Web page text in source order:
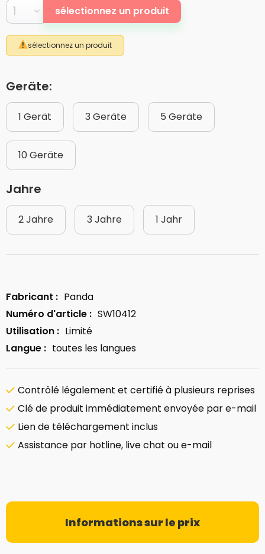
sélectionnez un produit
sélectionnez un produit
Geräte:
1 Gerät 3 Geräte 5 Geräte
10 Geräte
Jahre
2 Jahre 3 Jahre 1 Jahr
Fabricant : Panda
Numéro d'article : SW10412
Utilisation : Limité
Langue : toutes les langues
Contrôlé légalement et certifié à plusieurs reprises
Clé de produit immédiatement envoyée par e-mail
Lien de téléchargement inclus
Assistance par hotline, live chat ou e-mail
Informations sur le prix